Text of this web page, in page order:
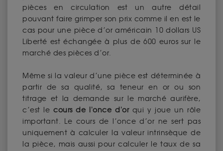
pièces en circulation est un autre détail
pouvant faire grimper son prix comme il en est le
cas pour une pièce d’or américain 10 dollars US
Liberté est échangée à plus de 600 euros sur le
marché des pièces d’or.
Même si la valeur d’une pièce est déterminée à
partir de sa qualité, sa teneur en or ou son
titrage et la demande sur le marché aurifère,
c’est lecours de l'once d'orqui y joue un rôle
important. Le cours de l’once d’or ne sert pas
uniquement à calculer la valeur intrinsèque de
la pièce, mais aussi pour calculer le taux de sa